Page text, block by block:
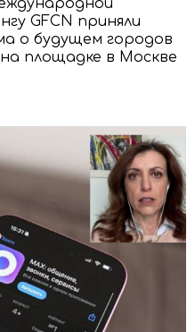
GFCN приняли
о будущем городов
площадке в Москве